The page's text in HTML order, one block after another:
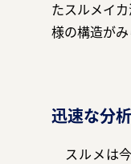
資料
たスルメイ
様の構造がみ
迅速な分
スルメは